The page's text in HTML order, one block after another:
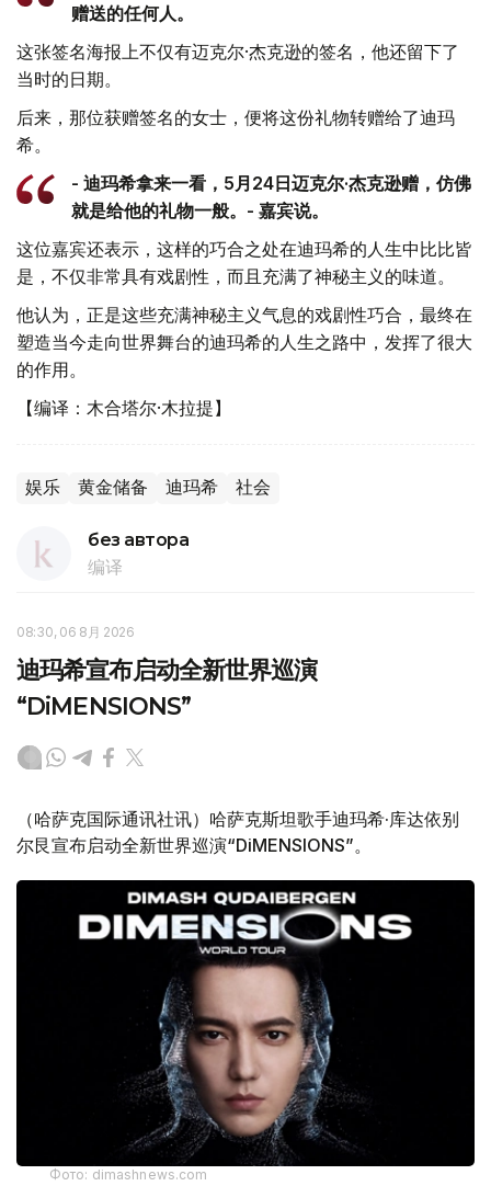
赠送的任何人。
这张签名海报上不仅有迈克尔·杰克逊的签名，他还留下了
当时的日期。
后来，那位获赠签名的女士，便将这份礼物转赠给了迪玛
希。
- 迪玛希拿来一看，5月24日迈克尔·杰克逊赠，仿佛
就是给他的礼物一般。- 嘉宾说。
这位嘉宾还表示，这样的巧合之处在迪玛希的人生中比比皆
是，不仅非常具有戏剧性，而且充满了神秘主义的味道。
他认为，正是这些充满神秘主义气息的戏剧性巧合，最终在
塑造当今走向世界舞台的迪玛希的人生之路中，发挥了很大
的作用。
【编译：木合塔尔·木拉提】
娱乐 黄金储备 迪玛希 社会
без автора
编译
08:30, 06 8月 2026
迪玛希宣布启动全新世界巡演
“DiMENSIONS”
（哈萨克国际通讯社讯）哈萨克斯坦歌手迪玛希·库达依别
尔艮宣布启动全新世界巡演“DiMENSIONS”。
Фото: dimashnews.com